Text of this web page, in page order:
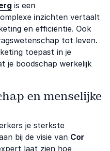
is een
inzichten vertaalt
en efficiëntie. Ook
tot leven.
toepast in je
je boodschap werkelijk
en menselijke
je sterkste
bij de visie van Cor
laat zien hoe